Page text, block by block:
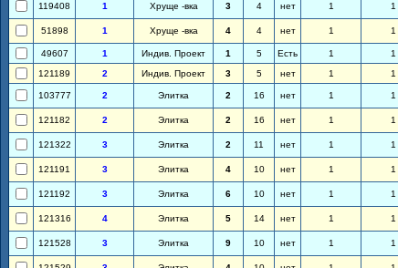
119408 1 Хруще -вка 3 4 нет 1 1
51898 1 Хруще -вка 4 4 нет 1 1
49607 1 Индив. Проект 1 5 Есть 1 1
121189
2 Индив. Проект 3 5 нет 1 1
103777 2 Элитка 2 16 нет 1 1
121182 2 Элитка 2 16 нет 1 1
121322 3 Элитка 2 11 нет 1 1
121191 3 Элитка 4 10 нет 1 1
121192 3 Элитка 6 10 нет 1 1
121316 4 Элитка 5 14 нет 1 1
121528 3 Элитка 9 10 нет 1 1